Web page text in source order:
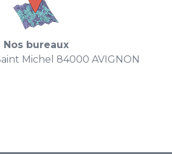
Nos bureaux
Michel 84000 AVIGNON